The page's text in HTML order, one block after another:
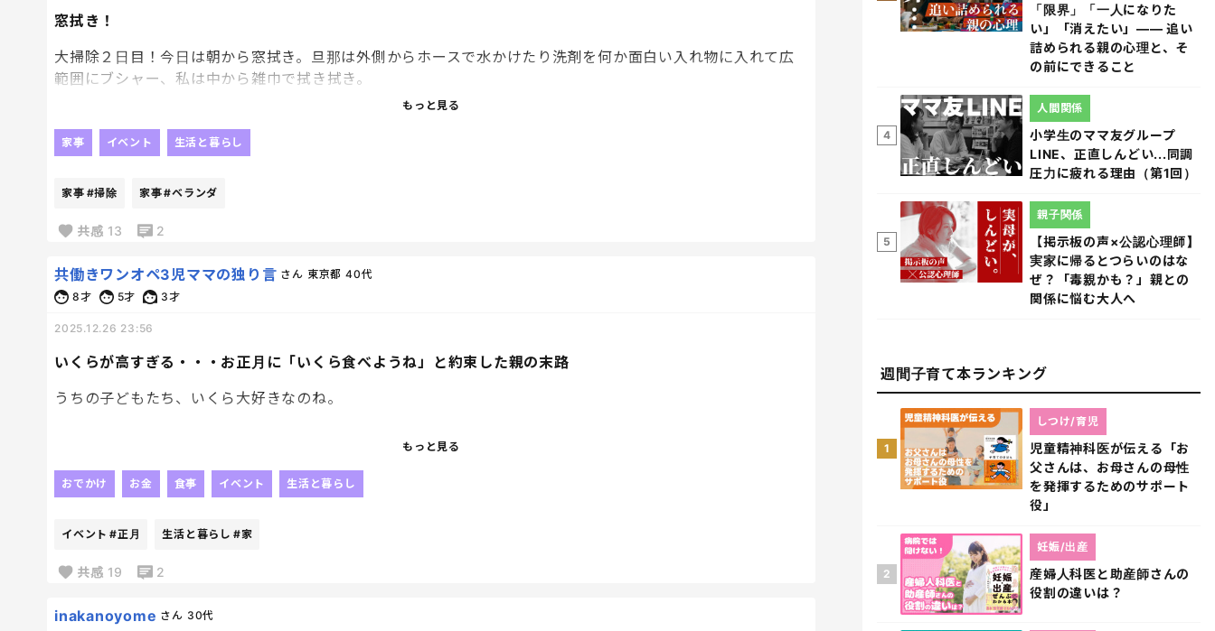
窓拭き！
大掃除２日目！今日は朝から窓拭き。旦那は外側からホースで水かけたり洗剤を何か面白い入れ物に入れて広
範囲にブシャー、私は中から雑巾で拭き拭き。
ガラス用洗剤で拭いてたら、こっちのがよく落ちるよ、雑巾じゃなくてこっち。と食卓クイックルスプレーと
びっくりするくらい綺麗になった🤭
2階の窓拭きも終わり、残すはベランダ掃除のみ。夏に1回大規模な掃除はやったから軽く水で流してブラシで
私が撤去。ふう、窓が綺麗だからか日差しもクリアに見えるわ！！旦那氏お疲れ様！
もっと見る
家事 イベント 生活と暮らし
家事 #掃除 家事#ベランダ
共感 13 2
いくらが高すぎる・・・お正月に「いくら食べようね」と約束した親の末路
共働きワンオペ3児ママの独り言 さん 東京都 40代
8才
5才 3才
2025.12.26 23:56
うちの子どもたち、いくら大好きなのね。
今まで「食べたい！」って言われるたびにかわしてきたのよ。
「いくらはお正月に食べようね」って。
その正月もうすぐじゃん。
いつのまにかいくらが宝石に見えるくらい高くなっているんですけど・・・。
さっきも純度100％の期待の目で「いくら買った？」「いくら楽しみだな」って言われて。
もっと見る
おでかけ お金 食事 イベント 生活と暮らし
イベント #正月 生活と暮らし #家
共感 19 2
inakanoyome さん 30代
「限界」「一人になりた
い」「消えたい」―― 追い
詰められる親の心理と、そ
の前にできること
4
小学生のママ友グループ
LINE、正直しんどい...同調
圧力に疲れる理由（第1回）
人間関係
5
【掲示板の声×公認心理師】
実家に帰るとつらいのはな
ぜ？「毒親かも？」親との
関係に悩む大人へ
親子関係
週間子育て本ランキング
1
児童精神科医が伝える「お
父さんは、お母さんの母性
を発揮するためのサポート
役」
しつけ/育児
2
産婦人科医と助産師さんの
役割の違いは？
妊娠/出産